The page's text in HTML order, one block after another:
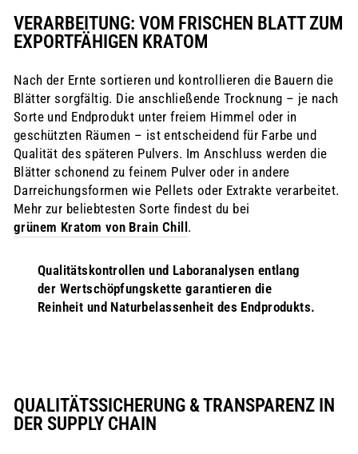
VERARBEITUNG: VOM FRISCHEN BLATT ZUM
EXPORTFÄHIGEN KRATOM
Nach der Ernte sortieren und kontrollieren die Bauern die
Blätter sorgfältig. Die anschließende Trocknung – je nach
Sorte und Endprodukt unter freiem Himmel oder in
geschützten Räumen – ist entscheidend für Farbe und
Qualität des späteren Pulvers. Im Anschluss werden die
Blätter schonend zu feinem Pulver oder in andere
Darreichungsformen wie Pellets oder Extrakte verarbeitet.
Mehr zur beliebtesten Sorte findest du bei
grünem Kratom von Brain Chill .
Qualitätskontrollen und Laboranalysen entlang
der Wertschöpfungskette garantieren die
Reinheit und Naturbelassenheit des Endprodukts.
QUALITÄTSSICHERUNG & TRANSPARENZ IN
DER SUPPLY CHAIN